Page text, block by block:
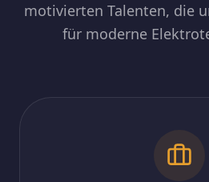
motivierten Talenten, die
für moderne